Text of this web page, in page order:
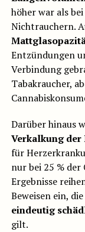
höher war als
Nichtrauchern.
Entzündungen
Verbindung
Tabakraucher,
Darüber hinaus
Verkalkung
für
nur bei 25 %
Ergebnisse
Beweisen ein,
eindeutig
gilt.